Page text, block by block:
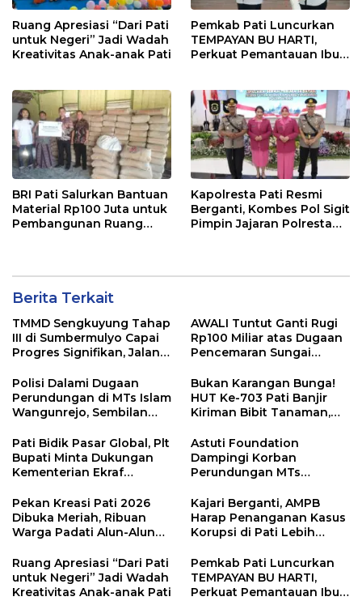
Ruang Apresiasi “Dari Pati
untuk Negeri” Jadi Wadah
Kreativitas Anak-anak Pati
Pemkab Pati Luncurkan
TEMPAYAN BU HARTI,
Perkuat Pemantauan Ibu
BRI Pati Salurkan Bantuan
Material Rp100 Juta untuk
Pembangunan Ruang
Kapolresta Pati Resmi
Berganti, Kombes Pol Sigit
Pimpin Jajaran Polresta
Berita Terkait
TMMD Sengkuyung Tahap
III di Sumbermulyo Capai
Progres Signifikan, Jalan
Persen
AWALI Tuntut Ganti Rugi
Rp100 Miliar atas Dugaan
Pencemaran Sungai
Lanjuti
Polisi Dalami Dugaan
Perundungan di MTs Islam
Wangunrejo, Sembilan
Bukan Karangan Bunga!
HUT Ke-703 Pati Banjir
Kiriman Bibit Tanaman,
Ramah Lingkungan
Pati Bidik Pasar Global, Plt
Bupati Minta Dukungan
Kementerian Ekraf
Astuti Foundation
Dampingi Korban
Perundungan MTs
Sinergi Cegah Bullying di
Sekolah Berbasis Agama
Pekan Kreasi Pati 2026
Dibuka Meriah, Ribuan
Warga Padati Alun-Alun
UMKM
Kajari Berganti, AMPB
Harap Penanganan Kasus
Korupsi di Pati Lebih
Ruang Apresiasi “Dari Pati
untuk Negeri” Jadi Wadah
Kreativitas Anak-anak Pati
Pemkab Pati Luncurkan
TEMPAYAN BU HARTI,
Perkuat Pemantauan Ibu